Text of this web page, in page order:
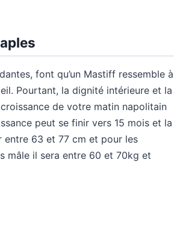
font qu’un Mastiff ressemble à
Pourtant, la dignité intérieure et la
de votre matin napolitain
peut se finir vers 15 mois et la
entre 63 et 77 cm et pour les
mâle il sera entre 60 et 70kg et